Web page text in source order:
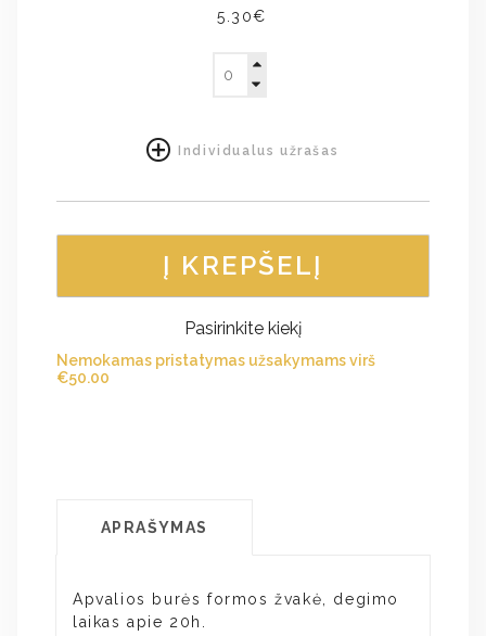
5.30€
Individualus užrašas
Į KREPŠELĮ
Nemokamas pristatymas užsakymams virš
€50.00
Pasirinkite kiekį
APRAŠYMAS
Apvalios burės formos žvakė, degimo
laikas apie 20h.